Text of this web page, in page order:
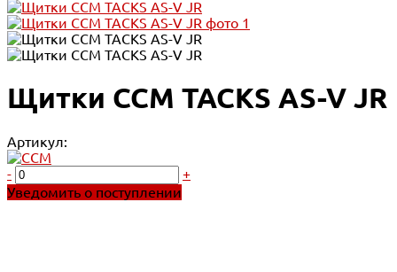
Щитки CCM TACKS AS-V JR
Артикул:
-
+
Уведомить о поступлении